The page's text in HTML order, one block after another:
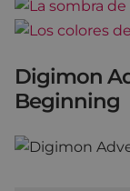
Digimon
Beginning